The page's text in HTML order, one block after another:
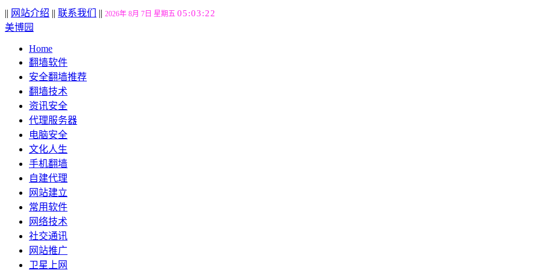
|| 网站介绍 || 联系我们 || 2026年 8月 7日 星期五 05:03:22
美博园
Home
翻墙软件
安全翻墙推荐
翻墙技术
资讯安全
代理服务器
电脑安全
文化人生
手机翻墙
自建代理
网站建立
常用软件
网络技术
社交通讯
网站推广
卫星上网